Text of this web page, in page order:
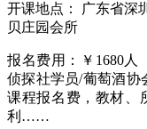
开课地点： 广东省深
贝庄园会所
报名费用：￥1680人
侦探社学员/葡萄酒协
课程报名费，教材、
利……